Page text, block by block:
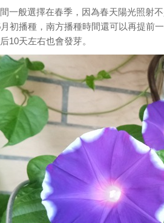
一般選擇在春季，因為春天陽光照射
初播種，南方播種時間還可以再提前
10天左右也會發芽。